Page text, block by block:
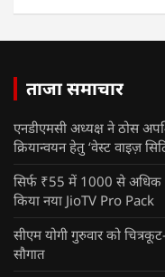
ताजा समाचार
एनडीएमसी अध्यक्ष ने ठोस
क्रियान्वयन हेतु ‘वेस्ट वाइज़
सिर्फ ₹55 में 1000 से अधिक
किया नया JioTV Pro Pack
सीएम योगी गुरुवार को
सौगात